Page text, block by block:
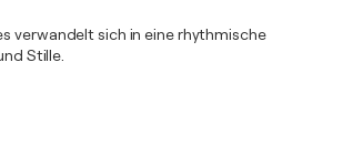
verwandelt sich in eine rhythmische
Stille.